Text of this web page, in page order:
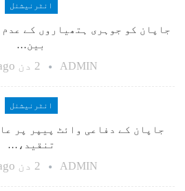
انٹرنیشنل
جاپان کو جوہری ہتھیاروں کے عدم
بین…
ADMIN 2 دن ago
انٹرنیشنل
جاپان کے دفاعی وائٹ پیپر پر
تنقید،…
ADMIN 2 دن ago